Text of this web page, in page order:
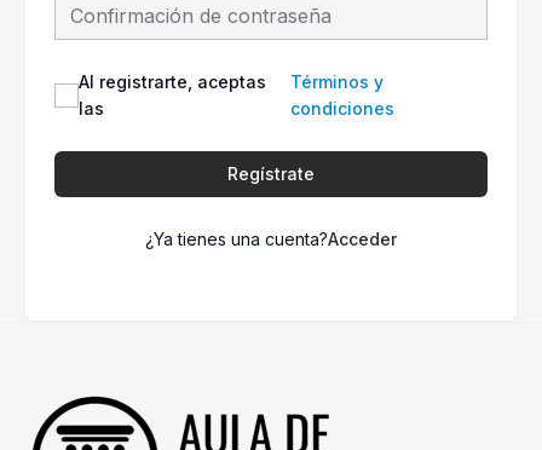
Al registrarte, aceptas
las
Términos y
condiciones
Regístrate
¿Ya tienes una cuenta?Acceder